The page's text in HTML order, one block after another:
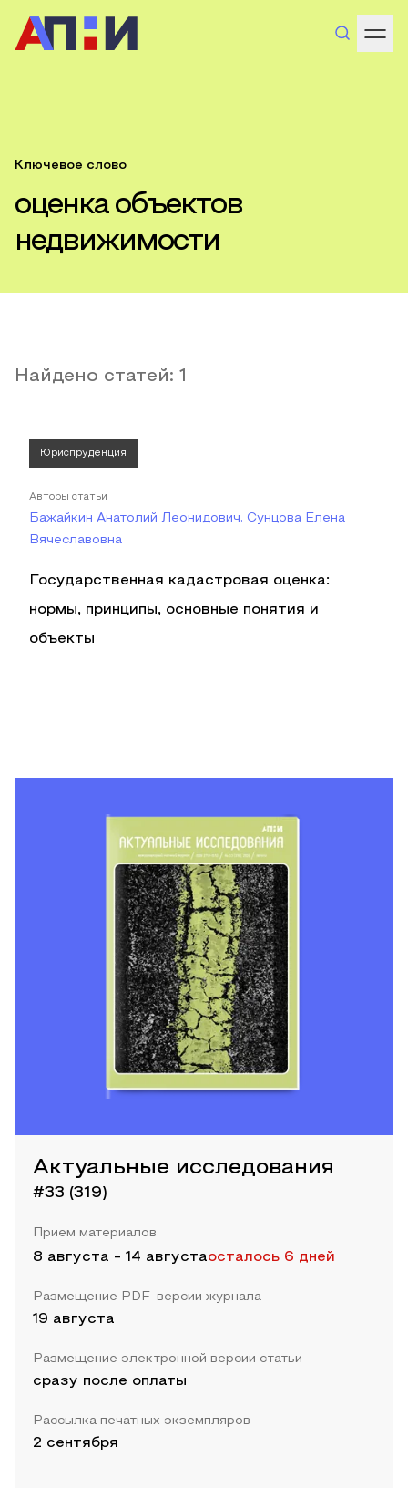
Ключевое слово
оценка объектов
недвижимости
Найдено статей: 1
Юриспруденция
Авторы статьи
Бажайкин Анатолий Леонидович, Сунцова Елена
Вячеславовна
Государственная кадастровая оценка:
нормы, принципы, основные понятия и
объекты
Актуальные исследования
#33 (319)
Прием материалов
8 августа - 14 августаосталось 6 дней
Размещение PDF-версии журнала
19 августа
Размещение электронной версии статьи
сразу после оплаты
Рассылка печатных экземпляров
2 сентября